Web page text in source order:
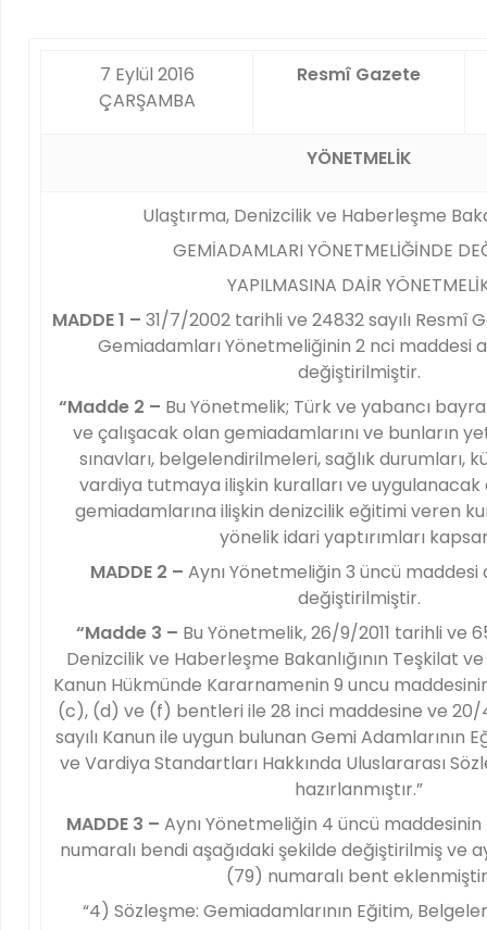
7 Eylül 2016
ÇARŞAMBA
Resmî Gazete
YÖNETMELİK
Ulaştırma, Denizcilik ve Haberleşme
GEMİADAMLARI YÖNETMELİĞİNDE
YAPILMASINA DAİR
MADDE 1 – 31/7/2002 tarihli ve 24832 sayılı Resmî
Gemiadamları Yönetmeliğinin 2 nci maddesi
değiştirilmiştir.
“Madde 2 – Bu Yönetmelik; Türk ve yabancı
ve çalışacak olan gemiadamlarını ve bunların
sınavları, belgelendirilmeleri, sağlık durumları,
vardiya tutmaya ilişkin kuralları ve uygulanacak
gemiadamlarına ilişkin denizcilik eğitimi veren
yönelik idari yaptırımları
MADDE 2 – Aynı Yönetmeliğin 3 üncü maddesi
değiştirilmiştir.
“Madde 3 – Bu Yönetmelik, 26/9/2011 tarihli ve
Denizcilik ve Haberleşme Bakanlığının Teşkilat
Kanun Hükmünde Kararnamenin 9 uncu
(c), (d) ve (f) bentleri ile 28 inci maddesine ve 20/
sayılı Kanun ile uygun bulunan Gemi Adamlarının
ve Vardiya Standartları Hakkında Uluslararası
hazırlanmıştır.”
MADDE 3 – Aynı Yönetmeliğin 4 üncü maddesinin
numaralı bendi aşağıdaki şekilde değiştirilmiş ve
(79) numaralı bent
“4) Sözleşme: Gemiadamlarının Eğitim,